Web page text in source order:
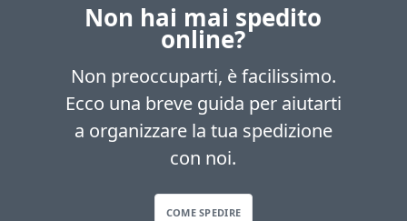
Non hai mai spedito
online?
Non preoccuparti, è facilissimo.
Ecco una breve guida per aiutarti
a organizzare la tua spedizione
con noi.
COME SPEDIRE